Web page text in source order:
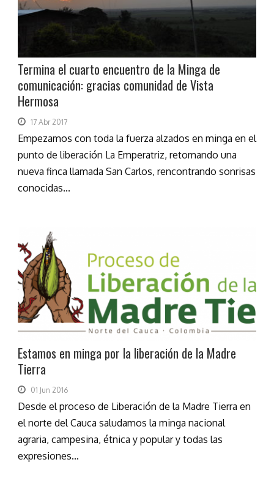
Termina el cuarto encuentro de la Minga de
comunicación: gracias comunidad de Vista
Hermosa
17 Abr 2017
Empezamos con toda la fuerza alzados en minga en el
punto de liberación La Emperatriz, retomando una
nueva finca llamada San Carlos, rencontrando sonrisas
conocidas...
Estamos en minga por la liberación de la Madre
Tierra
01 Jun 2016
Desde el proceso de Liberación de la Madre Tierra en
el norte del Cauca saludamos la minga nacional
agraria, campesina, étnica y popular y todas las
expresiones...